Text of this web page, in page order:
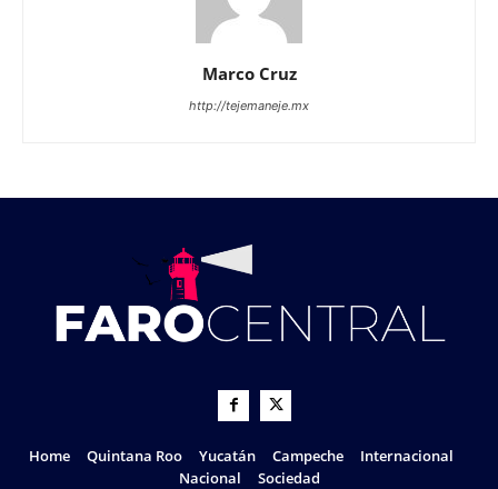
Marco Cruz
http://tejemaneje.mx
Home Quintana Roo Yucatán Campeche
Internacional
Nacional
Sociedad